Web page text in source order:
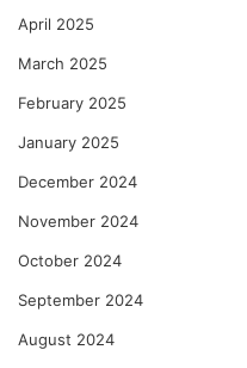
April 2025
March 2025
February 2025
January 2025
December 2024
November 2024
October 2024
September 2024
August 2024